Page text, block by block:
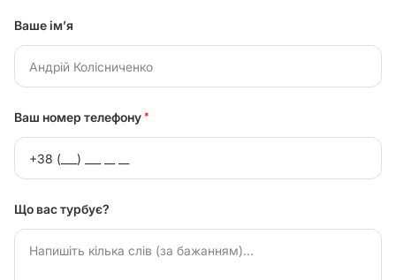
Ваше ім’я
Ваш номер телефону *
Що вас турбує?